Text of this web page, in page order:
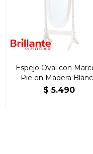
Espejo Oval con
Pie en Madera
$ 5.490